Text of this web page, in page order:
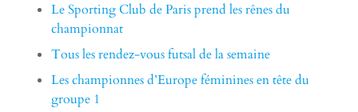
Le Sporting Club de Paris prend les rênes du
championnat
Tous les rendez-vous futsal de la semaine
Les championnes d’Europe féminines en tête du
groupe 1